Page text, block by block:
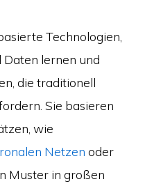
Technologien,
Daten lernen und
die traditionell
Sie basieren
wie
Netzen oder
Muster in großen